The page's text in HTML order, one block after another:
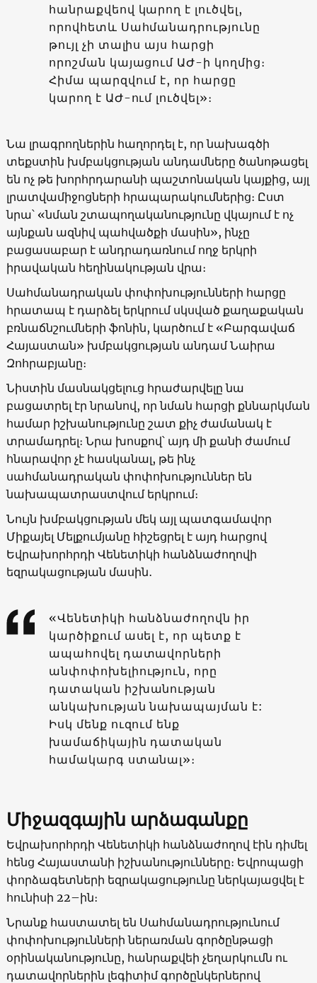
հանրաքվեով կարող է լուծվել,
որովհետև Սահմանադրությունը
թույլ չի տալիս այս հարցի
որոշման կայացում ԱԺ-ի կողմից։
Հիմա պարզվում է, որ հարցը
կարող է ԱԺ-ում լուծվել»։
Նա լրագրողներին հաղորդել է, որ նախագծի
տեքստին խմբակցության անդամները ծանոթացել
են ոչ թե խորհրդարանի պաշտոնական կայքից, այլ
լրատվամիջոցների հրապարակումներից։ Ըստ
նրա՝ «նման շտապողականությունը վկայում է ոչ
այնքան ազնիվ պահվածքի մասին», ինչը
բացասաբար է անդրադառնում ողջ երկրի
իրավական հեղինակության վրա։
Սահմանադրական փոփոխությունների հարցը
հրատապ է դարձել երկրում սկսված քաղաքական
բռնաճնշումների ֆոնին, կարծում է «Բարգավաճ
Հայաստան» խմբակցության անդամ Նաիրա
Զոհրաբյանը։
Նիստին մասնակցելուց հրաժարվելը նա
բացատրել էր նրանով, որ նման հարցի քննարկման
համար իշխանությունը շատ քիչ ժամանակ է
տրամադրել։ Նրա խոսքով՝ այդ մի քանի ժամում
հնարավոր չէ հասկանալ, թե ինչ
սահմանադրական փոփոխություններ են
նախապատրաստվում երկրում։
Նույն խմբակցության մեկ այլ պատգամավոր
Միքայել Մելքումյանը հիշեցրել է այդ հարցով
Եվրախորհրդի Վենետիկի հանձնաժողովի
եզրակացության մասին․
«Վենետիկի հանձնաժողովն իր
կարծիքում ասել է, որ պետք է
ապահովել դատավորների
անփոփոխելիություն, որը
դատական իշխանության
անկախության նախապայման է:
Իսկ մենք ուզում ենք
խամաճիկային դատական
համակարգ ստանալ»։
Միջազգային արձագանքը
Եվրախորհրդի Վենետիկի հանձնաժողով էին դիմել
հենց Հայաստանի իշխանությունները։ Եվրոպացի
փորձագետների եզրակացությունը ներկայացվել է
հունիսի 22–ին։
Նրանք հաստատել են Սահմանադրությունում
փոփոխությունների ներառման գործընթացի
օրինականությունը, հանրաքվեի չեղարկումն ու
դատավորներին լեգիտիմ գործընկերներով